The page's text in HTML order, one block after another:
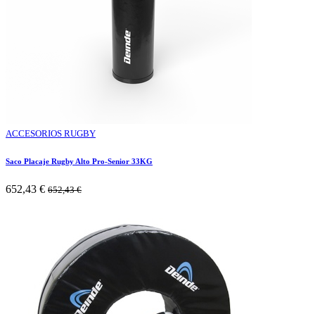
ACCESORIOS RUGBY
Saco Placaje Rugby Alto Pro-Senior 33KG
652,43 € 652,43€